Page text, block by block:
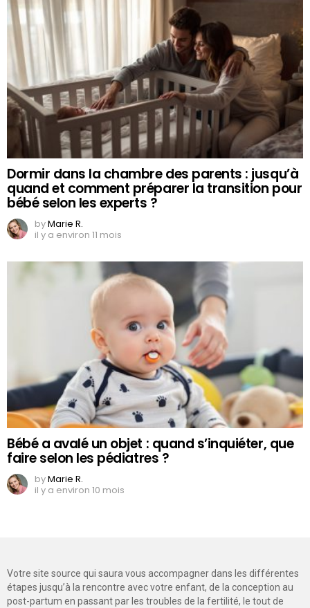
Dormir dans la chambre des parents : jusqu’à
quand et comment préparer la transition pour
bébé selon les experts ?
byMarie R.
il y a environ 11 mois
Bébé a avalé un objet : quand s’inquiéter, que
faire selon les pédiatres ?
byMarie R.
il y a environ 10 mois
Votre site source qui saura vous accompagner dans les différentes
étapes jusqu’à la rencontre avec votre enfant, de la conception au
post-partum en passant par les troubles de la fertilité, le tout de